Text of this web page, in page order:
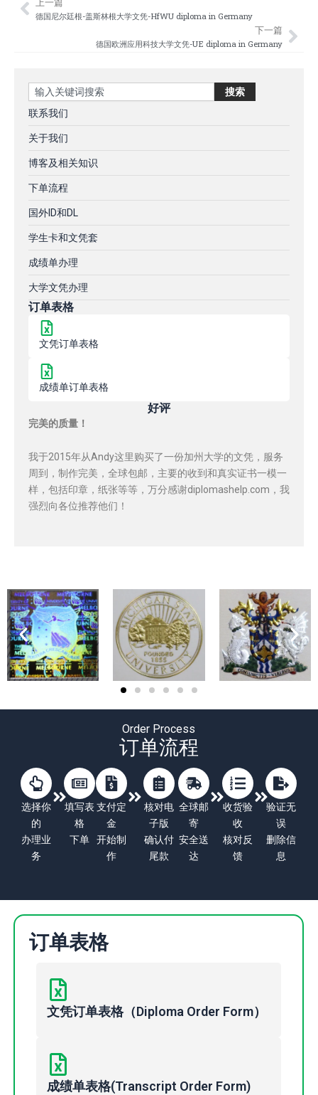
Prev
德国尼尔廷根-盖斯林根大学文凭-HfWU diploma in Germany
下一篇
德国欧洲应用科技大学文凭-UE diploma in Germany
Search 搜索
联系我们
关于我们
博客及相关知识
下单流程
国外ID和DL
学生卡和文凭套
成绩单办理
大学文凭办理
订单表格
文凭订单表格
成绩单订单表格
好评
完美的质量！
我于2015年从Andy这里购买了一份加州大学的文凭，服务
周到，制作完美，全球包邮，主要的收到和真实证书一模一
样，包括印章，纸张等等，万分感谢diplomashelp.com，我
强烈向各位推荐他们！
Order Process
订单流程
选择你
的
办理业
务
填写表
格
下单
支付定
金
开始制
作
核对电
子版
确认付
尾款
全球邮
寄
安全送
达
收货验
收
核对反
馈
验证无
误
删除信
息
订单表格
文凭订单表格（Diploma Order Form）
成绩单表格(Transcript Order Form)